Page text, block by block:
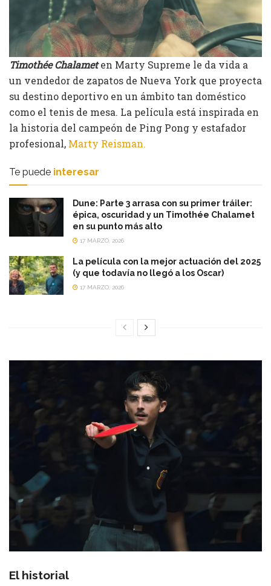
Timothée Chalameten Marty Supreme le da vida a
un vendedor de zapatos de Nueva York que proyecta
su destino deportivo en un ámbito tan doméstico
como el tenis de mesa. La película está inspirada en
la historia del campeón de Ping Pong y estafador
profesional, Marty Reisman.
Te puede interesar
Dune: Parte 3 arrasa con su primer tráiler:
épica, oscuridad y un Timothée Chalamet
en su punto más alto
17 MARZO, 2026
La película con la mejor actuación del 2025
(y que todavía no llegó a los Oscar)
17 MARZO, 2026
El historial